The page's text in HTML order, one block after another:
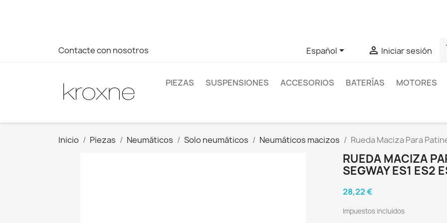
Contacte con nosotros Español  Iniciar sesión
PIEZAS SUSPENSIONES ACCESORIOS BATERÍAS MOTORES
Inicio Piezas Neumáticos Solo neumáticos Neumáticos macizos Rueda Maciza Para
RUEDA MACIZA
SEGWAY ES1 ES2
28,22 €
Impuestos incluidos